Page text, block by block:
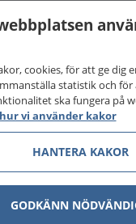
cookies, för att ge dig
statistik och för
ska fungera på
vi använder kakor
HANTERA KAKOR
GODKÄNN